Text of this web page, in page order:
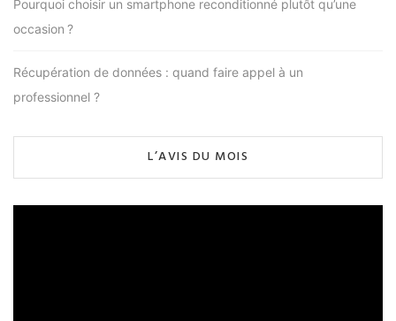
Pourquoi choisir un smartphone reconditionné plutôt qu’une
occasion ?
Récupération de données : quand faire appel à un
professionnel ?
L’AVIS DU MOIS